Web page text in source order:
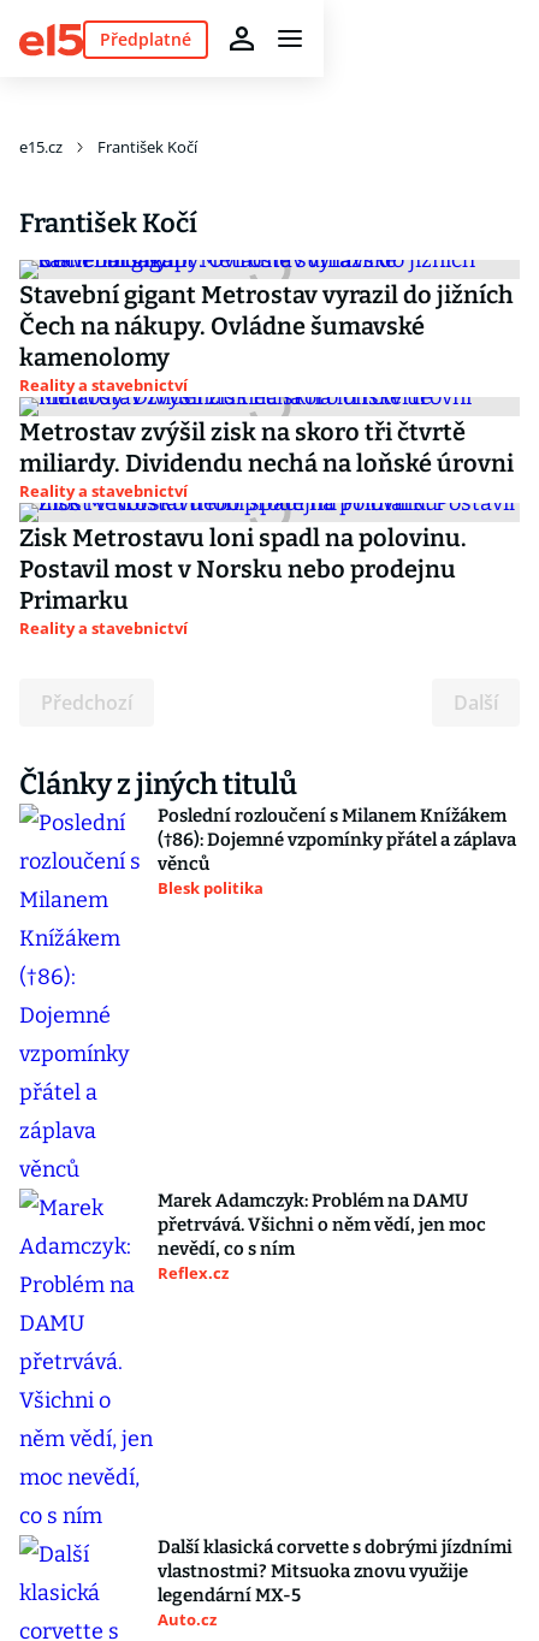
Předplatné
e15.cz František Kočí
František Kočí
Stavební gigant Metrostav vyrazil do jižních
Čech na nákupy. Ovládne šumavské
kamenolomy
Reality a stavebnictví
Metrostav zvýšil zisk na skoro tři čtvrtě
miliardy. Dividendu nechá na loňské úrovni
Reality a stavebnictví
Zisk Metrostavu loni spadl na polovinu.
Postavil most v Norsku nebo prodejnu
Primarku
Reality a stavebnictví
Předchozí Další
Články z jiných titulů
Poslední rozloučení s Milanem Knížákem
(†86): Dojemné vzpomínky přátel a záplava
věnců
Blesk politika
Marek Adamczyk: Problém na DAMU
přetrvává. Všichni o něm vědí, jen moc
nevědí, co s ním
Reflex.cz
Další klasická corvette s dobrými jízdními
vlastnostmi? Mitsuoka znovu využije
legendární MX-5
Auto.cz